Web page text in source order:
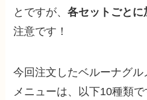
とですが、各セットごと
注意です！
今回注文したベルーナグ
メニューは、以下10種類で